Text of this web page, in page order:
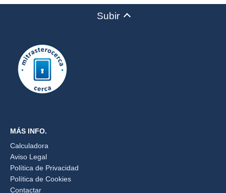
Subir
MÁS INFO.
Calculadora
Aviso Legal
Política de Privacidad
Política de Cookies
Contactar